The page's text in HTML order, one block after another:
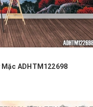
ADHTM122698